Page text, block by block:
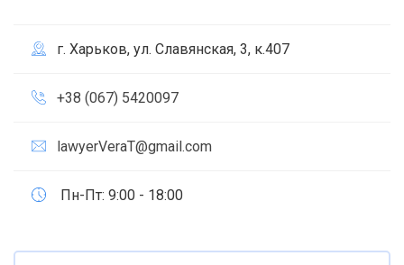
г. Харьков, ул. Славянская, 3, к.407
+38 (067) 5420097
lawyerVeraT@gmail.com
Пн-Пт: 9:00 - 18:00